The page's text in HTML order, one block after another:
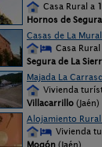
Casa Rural a
Hornos de Segura
Casas de La
Casa Rural
Segura de La
Majada La
Vivienda
Villacarrillo (Jaén)
Alojamiento
Vivienda
Mogón (Jaén)